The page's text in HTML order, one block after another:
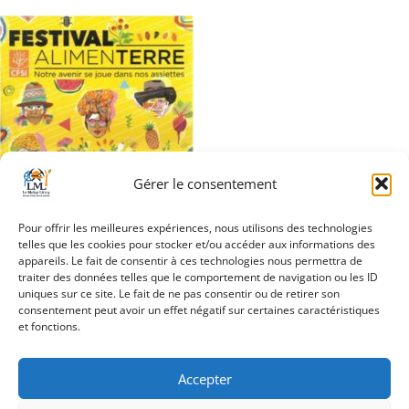
Gérer le consentement
Pour offrir les meilleures expériences, nous utilisons des technologies
telles que les cookies pour stocker et/ou accéder aux informations des
appareils. Le fait de consentir à ces technologies nous permettra de
traiter des données telles que le comportement de navigation ou les ID
uniques sur ce site. Le fait de ne pas consentir ou de retirer son
consentement peut avoir un effet négatif sur certaines caractéristiques
et fonctions.
Accepter
Navigation
de
Projection-débat